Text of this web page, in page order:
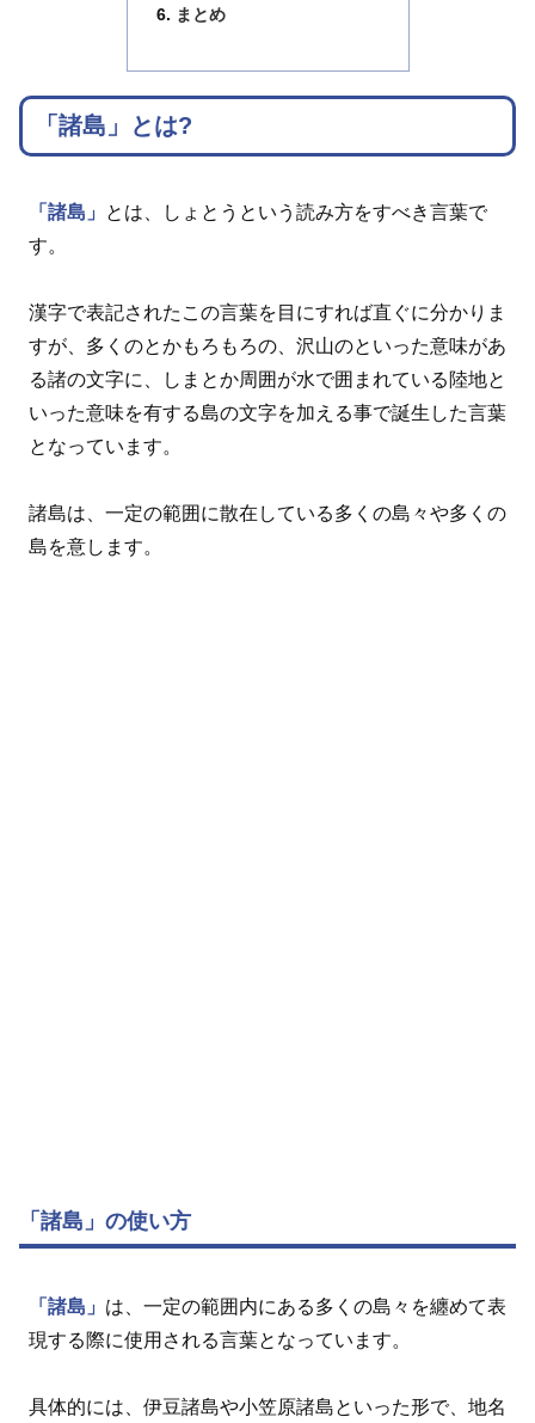
まとめ
「諸島」とは?
「諸島」
とは、しょとうという読み方をすべき言葉で
す。
漢字で表記されたこの言葉を目にすれば直ぐに分かりま
すが、多くのとかもろもろの、沢山のといった意味があ
る諸の文字に、しまとか周囲が水で囲まれている陸地と
いった意味を有する島の文字を加える事で誕生した言葉
となっています。
諸島は、一定の範囲に散在している多くの島々や多くの
島を意します。
「諸島」の使い方
「諸島」 は、一定の範囲内にある多くの島々を纏めて表
現する際に使用される言葉となっています。
具体的には、伊豆諸島や小笠原諸島といった形で、地名